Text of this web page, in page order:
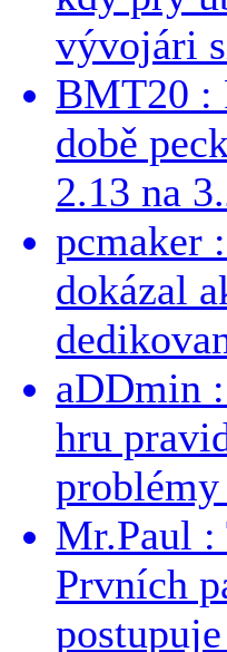
vývojári
BMT20 :
době
2.13 na
pcmaker
dokázal
aDDmin
hru
problémy
Mr.Paul :
Prvních